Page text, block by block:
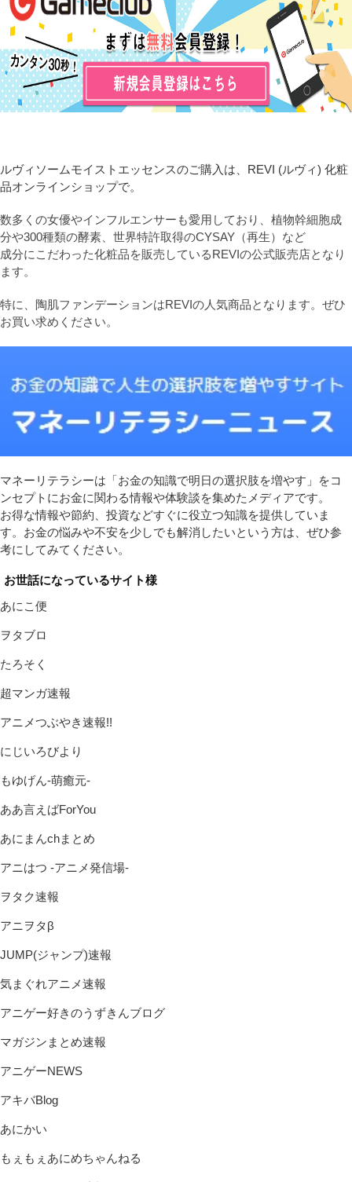
ルヴィソームモイストエッセンスのご購入は、REVI (ルヴィ) 化粧
品オンラインショップで。
数多くの女優やインフルエンサーも愛用しており、植物幹細胞成
分や300種類の酵素、世界特許取得のCYSAY（再生）など
成分にこだわった化粧品を販売しているREVIの公式販売店となり
ます。
特に、陶肌ファンデーションはREVIの人気商品となります。ぜひ
お買い求めください。
マネーリテラシーは「お金の知識で明日の選択肢を増やす」をコ
ンセプトにお金に関わる情報や体験談を集めたメディアです。
お得な情報や節約、投資などすぐに役立つ知識を提供していま
す。お金の悩みや不安を少しでも解消したいという方は、ぜひ参
考にしてみてください。
お世話になっているサイト様
あにこ便
ヲタブロ
たろそく
超マンガ速報
アニメつぶやき速報!!
にじいろびより
もゆげん-萌癒元-
ああ言えばForYou
あにまんchまとめ
アニはつ -アニメ発信場-
ヲタク速報
アニヲタβ
JUMP(ジャンプ)速報
気まぐれアニメ速報
アニゲー好きのうずきんブログ
マガジンまとめ速報
アニゲーNEWS
アキバBlog
あにかい
もぇもぇあにめちゃんねる